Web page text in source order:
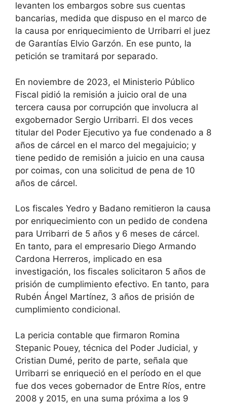
levanten los embargos sobre sus cuentas
bancarias, medida que dispuso en el marco de
la causa por enriquecimiento de Urribarri el juez
de Garantías Elvio Garzón. En ese punto, la
petición se tramitará por separado.
En noviembre de 2023, el Ministerio Público
Fiscal pidió la remisión a juicio oral de una
tercera causa por corrupción que involucra al
exgobernador Sergio Urribarri. El dos veces
titular del Poder Ejecutivo ya fue condenado a 8
años de cárcel en el marco del megajuicio; y
tiene pedido de remisión a juicio en una causa
por coimas, con una solicitud de pena de 10
años de cárcel.
Los fiscales Yedro y Badano remitieron la causa
por enriquecimiento con un pedido de condena
para Urribarri de 5 años y 6 meses de cárcel.
En tanto, para el empresario Diego Armando
Cardona Herreros, implicado en esa
investigación, los fiscales solicitaron 5 años de
prisión de cumplimiento efectivo. En tanto, para
Rubén Ángel Martínez, 3 años de prisión de
cumplimiento condicional.
La pericia contable que firmaron Romina
Stepanic Pouey, técnica del Poder Judicial, y
Cristian Dumé, perito de parte, señala que
Urribarri se enriqueció en el período en el que
fue dos veces gobernador de Entre Ríos, entre
2008 y 2015, en una suma próxima a los 9